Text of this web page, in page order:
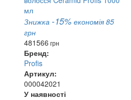
Знижка -15% економія 85
грн
481566 грн
Бренд:
Profis
Артикул:
000042021
У наявності